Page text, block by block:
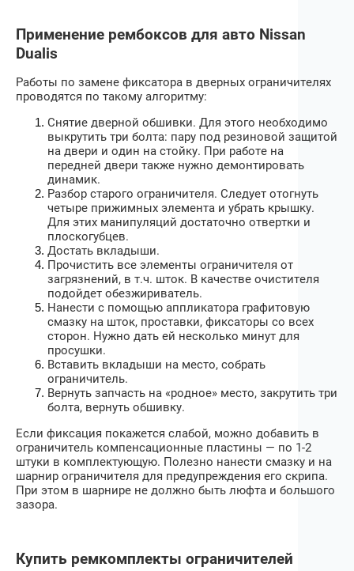
Применение рембоксов для авто Nissan
Dualis
Работы по замене фиксатора в дверных ограничителях
проводятся по такому алгоритму:
Снятие дверной обшивки. Для этого необходимо
выкрутить три болта: пару под резиновой защитой
на двери и один на стойку. При работе на
передней двери также нужно демонтировать
динамик.
Разбор старого ограничителя. Следует отогнуть
четыре прижимных элемента и убрать крышку.
Для этих манипуляций достаточно отвертки и
плоскогубцев.
Достать вкладыши.
Прочистить все элементы ограничителя от
загрязнений, в т.ч. шток. В качестве очистителя
подойдет обезжириватель.
Нанести с помощью аппликатора графитовую
смазку на шток, проставки, фиксаторы со всех
сторон. Нужно дать ей несколько минут для
просушки.
Вставить вкладыши на место, собрать
ограничитель.
Вернуть запчасть на «родное» место, закрутить три
болта, вернуть обшивку.
Если фиксация покажется слабой, можно добавить в
ограничитель компенсационные пластины — по 1-2
штуки в комплектующую. Полезно нанести смазку и на
шарнир ограничителя для предупреждения его скрипа.
При этом в шарнире не должно быть люфта и большого
зазора.
Купить ремкомплекты ограничителей